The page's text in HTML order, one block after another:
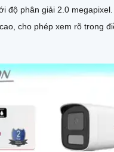
giải 2.0 megapixel. Camera này đáp
cho phép xem rõ trong